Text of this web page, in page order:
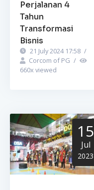
Perjalanan 4
Tahun
Transformasi
Bisnis
21 July 2024 17:58 /
Corcom of PG /
660x viewed
15
Jul
2023